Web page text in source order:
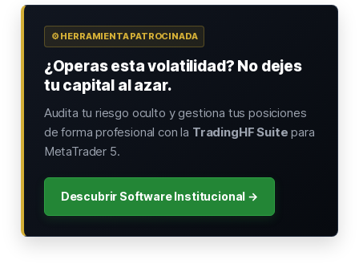
⚙️ HERRAMIENTA PATROCINADA
¿Operas esta volatilidad? No dejes
tu capital al azar.
Audita tu riesgo oculto y gestiona tus posiciones
de forma profesional con la TradingHF Suite para
MetaTrader 5.
Descubrir Software Institucional →